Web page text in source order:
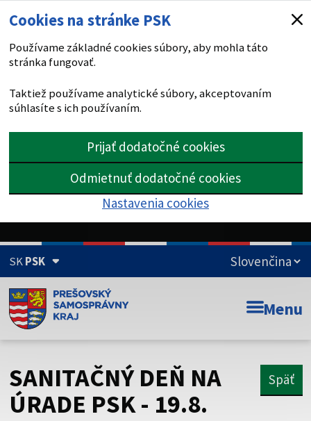
Cookies na stránke PSK
Používame základné cookies súbory, aby mohla táto
stránka fungovať.
Taktiež používame analytické súbory, akceptovaním
súhlasíte s ich používaním.
Prijať dodatočné cookies
Odmietnuť dodatočné cookies
Nastavenia cookies
SKPSK
Doména psk.sk je oficiálna
Toto je oficiálna webová stránka Prešovského
Táto stránka je zabezpečená
Menu
SANITAČNÝ DEŇ NA
ÚRADE PSK - 19.8.
Späť